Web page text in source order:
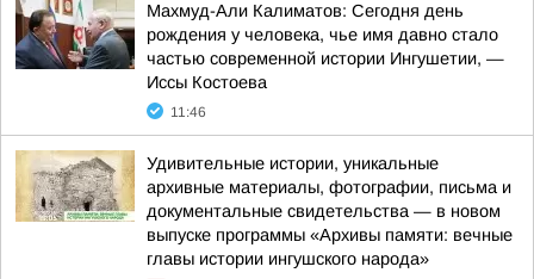
Махмуд-Али Калиматов: Сегодня день
рождения у человека, чье имя давно стало
частью современной истории Ингушетии, —
Иссы Костоева
11:46
Удивительные истории, уникальные
архивные материалы, фотографии, письма и
документальные свидетельства — в новом
выпуске программы «Архивы памяти: вечные
главы истории ингушского народа»